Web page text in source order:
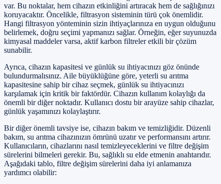
var. Bu noktalar, hem cihazın etkinliğini artıracak hem de sağlığınızı
koruyacaktır. Öncelikle, filtrasyon sisteminin türü çok önemlidir.
Hangi filtrasyon yönteminin sizin ihtiyaçlarınıza en uygun olduğunu
belirlemek, doğru seçimi yapmanızı sağlar. Örneğin, eğer suyunuzda
kimyasal maddeler varsa, aktif karbon filtreler etkili bir çözüm
sunabilir.
Ayrıca, cihazın kapasitesi ve günlük su ihtiyacınızı göz önünde
bulundurmalısınız. Aile büyüklüğüne göre, yeterli su arıtma
kapasitesine sahip bir cihaz seçmek, günlük su ihtiyacınızı
karşılamak için kritik bir faktördür. Cihazın kullanım kolaylığı da
önemli bir diğer noktadır. Kullanıcı dostu bir arayüze sahip cihazlar,
günlük yaşamınızı kolaylaştırır.
Bir diğer önemli tavsiye ise, cihazın bakım ve temizliğidir. Düzenli
bakım, su arıtma cihazınızın ömrünü uzatır ve performansını artırır.
Kullanıcıların, cihazlarını nasıl temizleyeceklerini ve filtre değişim
sürelerini bilmeleri gerekir. Bu, sağlıklı su elde etmenin anahtarıdır.
Aşağıdaki tablo, filtre değişim sürelerini daha iyi anlamanıza
yardımcı olabilir: